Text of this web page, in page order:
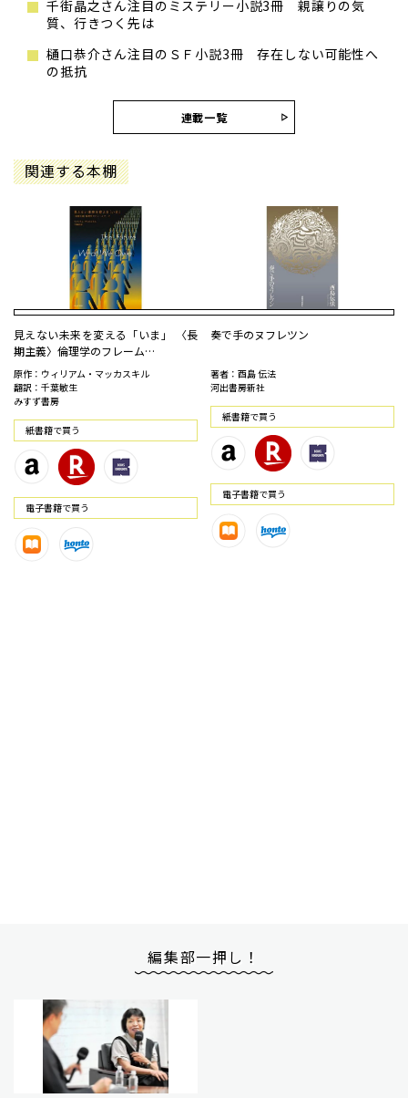
千街晶之さん注目のミステリー小説3冊 親譲りの気
質、行きつく先は
樋口恭介さん注目のＳＦ小説3冊 存在しない可能性へ
の抵抗
連載一覧
関連する本棚
見えない未来を変える「いま」 〈長
期主義〉倫理学のフレーム…
原作：ウィリアム・マッカスキル
翻訳：千葉敏生
みすず書房
紙書籍で買う
電⼦書籍で買う
奏で手のヌフレツン
著者：酉島 伝法
河出書房新社
紙書籍で買う
電⼦書籍で買う
編集部一押し！